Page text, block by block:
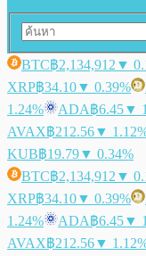
BTC฿2,134,912 ▼
XRP฿34.10▼ 0.39%
1.24%
ADA฿6.45▼
AVAX฿212.56▼
KUB฿19.79▼ 0.34%
BTC฿2,134,912 ▼
XRP฿34.10▼ 0.39%
1.24%
ADA฿6.45▼
AVAX฿212.56▼